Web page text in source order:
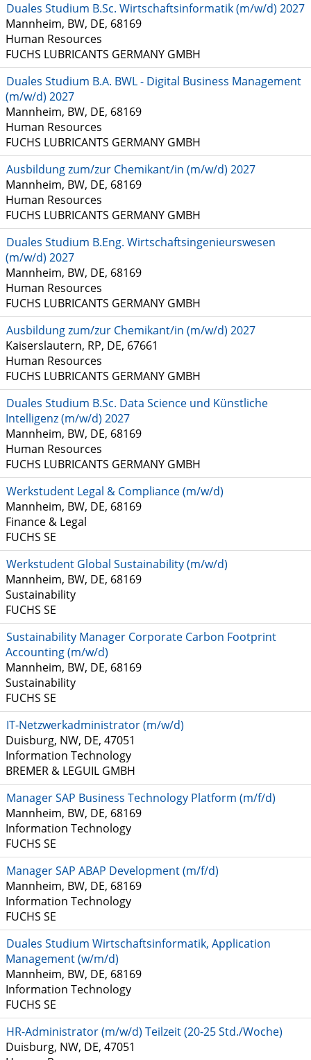
Duales Studium B.Sc. Wirtschaftsinformatik (m/w/d) 2027
Mannheim, BW, DE, 68169
Human Resources
FUCHS LUBRICANTS GERMANY GMBH
Duales Studium B.A. BWL - Digital Business Management
(m/w/d) 2027
Mannheim, BW, DE, 68169
Human Resources
FUCHS LUBRICANTS GERMANY GMBH
Ausbildung zum/zur Chemikant/in (m/w/d) 2027
Mannheim, BW, DE, 68169
Human Resources
FUCHS LUBRICANTS GERMANY GMBH
Duales Studium B.Eng. Wirtschaftsingenieurswesen
(m/w/d) 2027
Mannheim, BW, DE, 68169
Human Resources
FUCHS LUBRICANTS GERMANY GMBH
Ausbildung zum/zur Chemikant/in (m/w/d) 2027
Kaiserslautern, RP, DE, 67661
Human Resources
FUCHS LUBRICANTS GERMANY GMBH
Duales Studium B.Sc. Data Science und Künstliche
Intelligenz (m/w/d) 2027
Mannheim, BW, DE, 68169
Human Resources
FUCHS LUBRICANTS GERMANY GMBH
Werkstudent Legal & Compliance (m/w/d)
Mannheim, BW, DE, 68169
Finance & Legal
FUCHS SE
Werkstudent Global Sustainability (m/w/d)
Mannheim, BW, DE, 68169
Sustainability
FUCHS SE
Sustainability Manager Corporate Carbon Footprint
Accounting (m/w/d)
Mannheim, BW, DE, 68169
Sustainability
FUCHS SE
IT-Netzwerkadministrator (m/w/d)
Duisburg, NW, DE, 47051
Information Technology
BREMER & LEGUIL GMBH
Manager SAP Business Technology Platform (m/f/d)
Mannheim, BW, DE, 68169
Information Technology
FUCHS SE
Manager SAP ABAP Development (m/f/d)
Mannheim, BW, DE, 68169
Information Technology
FUCHS SE
Duales Studium Wirtschaftsinformatik, Application
Management (w/m/d)
Mannheim, BW, DE, 68169
Information Technology
FUCHS SE
HR-Administrator (m/w/d) Teilzeit (20-25 Std./Woche)
Duisburg, NW, DE, 47051